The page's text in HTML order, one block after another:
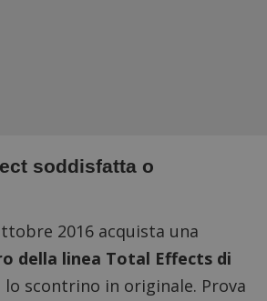
soddisfatta o
2016 acquista una
della linea Total Effects di
lo scontrino in originale. Prova